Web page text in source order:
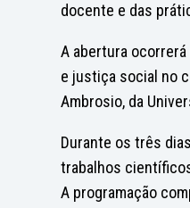
docente e das
A abertura
e justiça social no
Ambrosio, da
Durante os três
trabalhos
A programação